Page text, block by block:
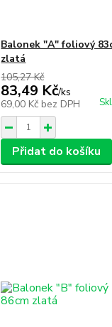
Balonek "A" foliový
zlatá
105,27 Kč
83,49 Kč/ks
69,00 Kč bez DPH
Přidat do košíku